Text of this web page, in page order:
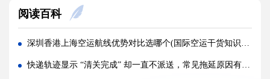
FBA 热门仓空运扎堆派送，如何拿到仓库优先签收权限（亚马逊卖家请注意）
国际空运三单不一致，海关扣货如何快速申诉放行?(国际空运干货知识分享)
FBA 热门仓派送预约爆满，快递直送和海外仓中转派送，哪种入仓效率更高?(亚马逊卖家请注意)
阅读百科
深圳香港上海空运航线优势对比选哪个(国际空运干货知识分享)
快递轨迹显示 “清关完成” 却一直不派送，常见拖延原因有哪些（国际快递干货知识分享）